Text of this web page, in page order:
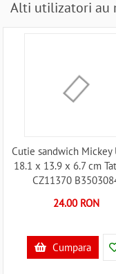
Alti utilizatori au
Cutie sandwich Mickey
18.1 x 13.9 x 6.7 cm
CZ11370
24.00 RON
Cumpara